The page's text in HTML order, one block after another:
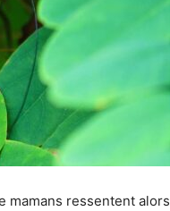
mamans ressentent alors